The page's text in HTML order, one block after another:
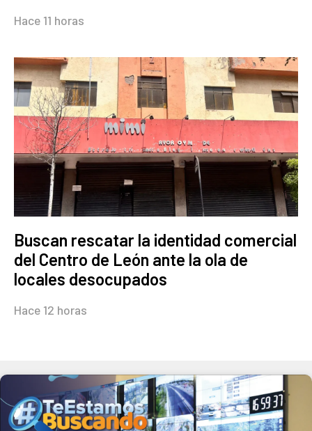
Hace 11 horas
Buscan rescatar la identidad comercial
del Centro de León ante la ola de
locales desocupados
Hace 12 horas